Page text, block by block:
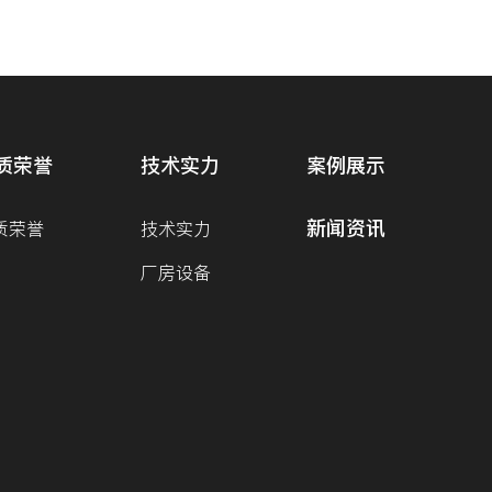
荣誉
荣誉
技术实力
技术实力
厂房设备
案例展示
新闻资讯